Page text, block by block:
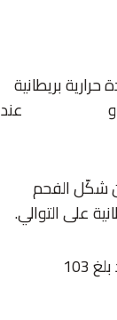
المتحدة 93.65 كوادرليون وحدة حرارية بريطانية
عند
في حين شكّل الفحم
في المقابل حقّق إنتاج الطاقة في أمريكا قفزة نوعية إذ وصل إلى مستوى قياسي جديد بلغ 103